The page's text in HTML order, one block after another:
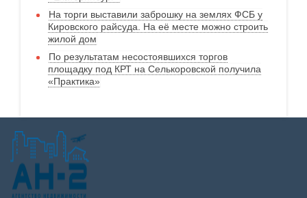
На торги выставили заброшку на землях ФСБ у
Кировского райсуда. На её месте можно строить
жилой дом
По результатам несостоявшихся торгов
площадку под КРТ на Селькоровской получила
«Практика»